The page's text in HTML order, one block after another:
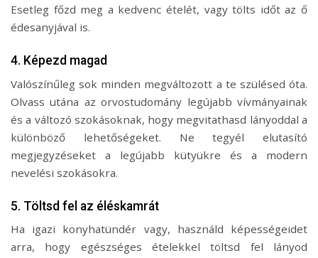
Esetleg főzd meg a kedvenc ételét, vagy tölts időt az ő
édesanyjával is.
4. Képezd magad
Valószínűleg sok minden megváltozott a te szülésed óta.
Olvass utána az orvostudomány legújabb vívmányainak
és a változó szokásoknak, hogy megvitathasd lányoddal a
különböző lehetőségeket. Ne tegyél elutasító
megjegyzéseket a legújabb kütyükre és a modern
nevelési szokásokra.
5. Töltsd fel az éléskamrát
Ha igazi konyhatündér vagy, használd képességeidet
arra, hogy egészséges ételekkel töltsd fel lányod